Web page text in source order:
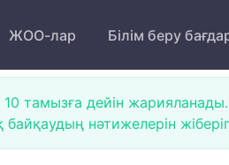
ЖОО-лар Білім беру
10 тамызға дейін жарияланады.
нәтижелерін